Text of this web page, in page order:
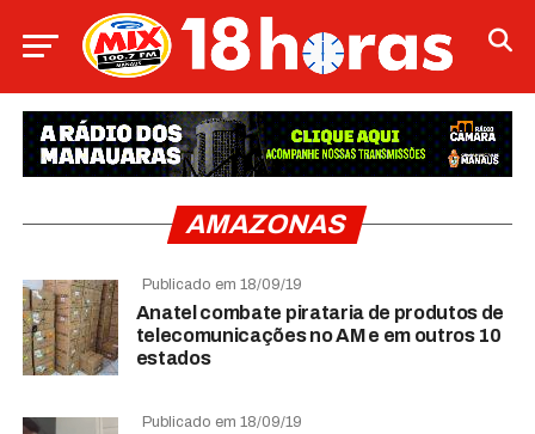
AMAZONAS
Publicado em 18/09/19
Anatel combate pirataria de produtos de
telecomunicações no AM e em outros 10
estados
Publicado em 18/09/19